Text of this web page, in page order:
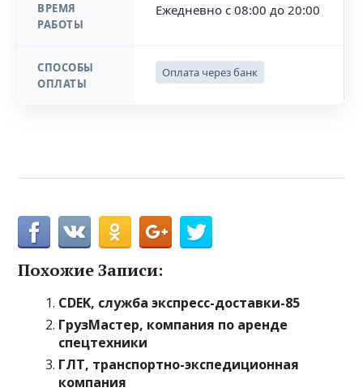
ВРЕМЯ
РАБОТЫ
Ежедневно с 08:00 до 20:00
СПОСОБЫ
ОПЛАТЫ
Оплата через банк
Похожие Записи:
CDEK, служба экспресс-доставки-85
ГрузМастер, компания по аренде
спецтехники
ГЛТ, транспортно-экспедиционная
компания